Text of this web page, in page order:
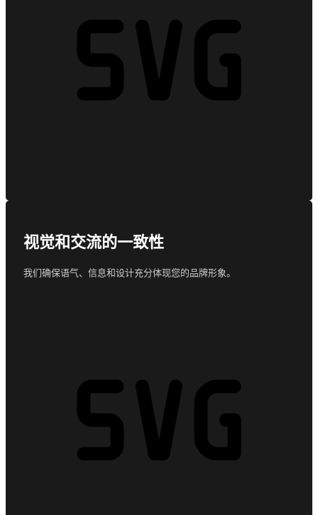
视觉和交流的一致性
我们确保语气、信息和设计充分体现您的品牌形象。